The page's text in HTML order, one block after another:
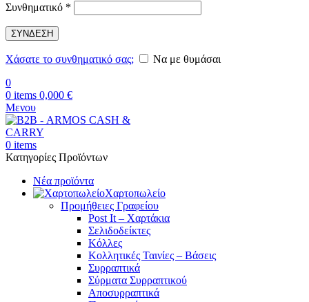
Συνθηματικό *
ΣΥΝΔΕΣΗ
Χάσατε το συνθηματικό σας;
Να με θυμάσαι
0
0 items 0,000 €
Μενου
0 items
Κατηγορίες Προϊόντων
Νέα προϊόντα
Χαρτοπωλείο
Προμήθειες Γραφείου
Post It – Χαρτάκια
Σελιδοδείκτες
Κόλλες
Κολλητικές Ταινίες – Βάσεις
Συρραπτικά
Σύρματα Συρραπτικού
Αποσυρραπτικά